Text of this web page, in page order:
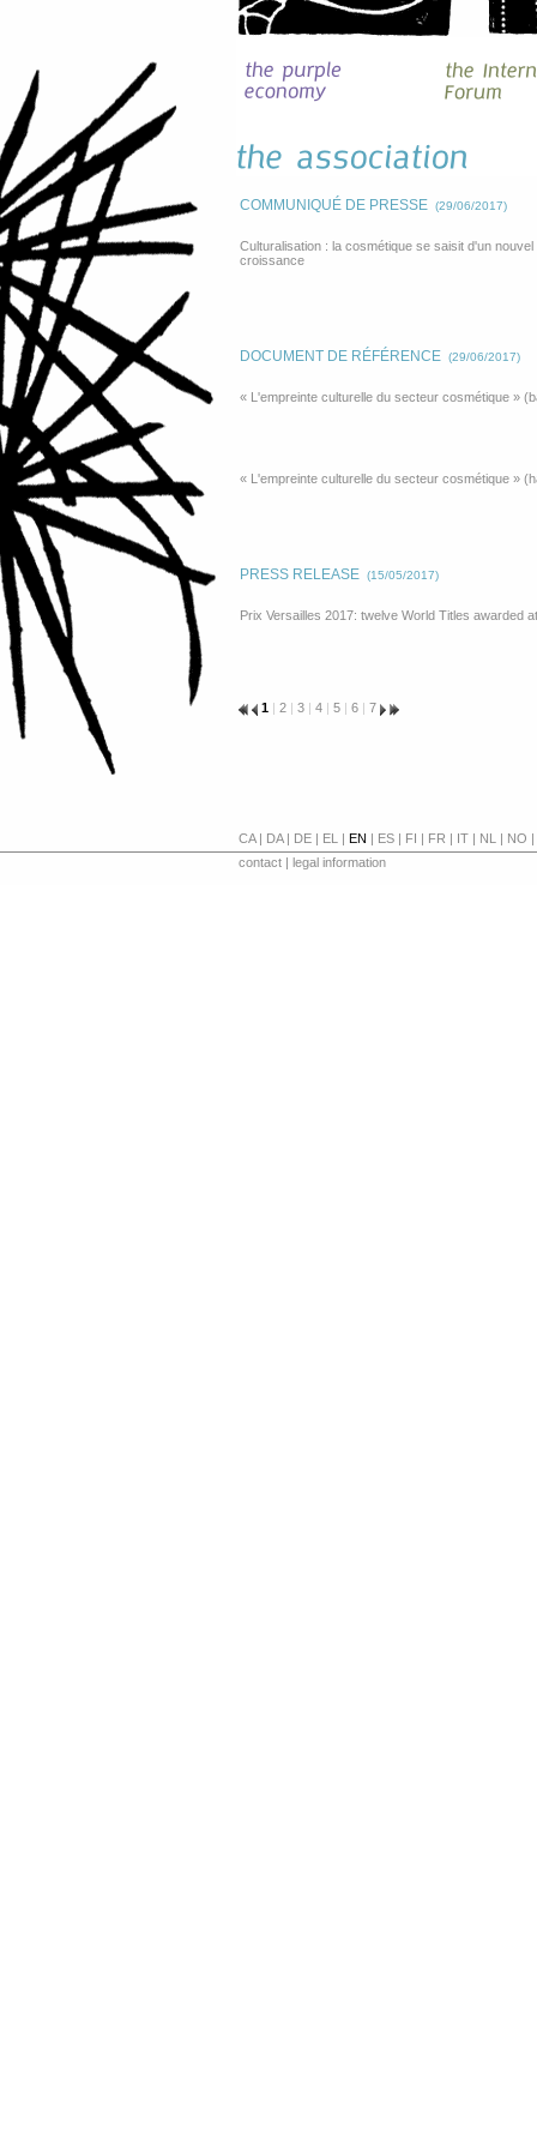
COMMUNIQUÉ DE PRESSE (29/06/2017)
Culturalisation : la cosmétique se saisit d'un
croissance
DOCUMENT DE RÉFÉRENCE (29/06/2017)
« L'empreinte culturelle du secteur cosmétique »
« L'empreinte culturelle du secteur cosmétique »
PRESS RELEASE (15/05/2017)
Prix Versailles 2017: twelve World Titles awarded
1 | 2 | 3 | 4 | 5 | 6 | 7
CA| DA| DE | EL | EN | ES | FI | FR | IT | NL | NO |
contact | legal information